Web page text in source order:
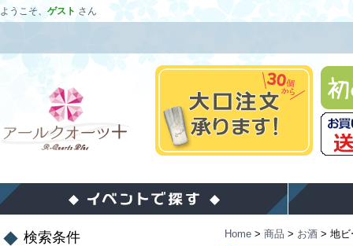
ようこそ、 ゲスト さん
検索条件 Home > 商品 > お酒 > 地ビ